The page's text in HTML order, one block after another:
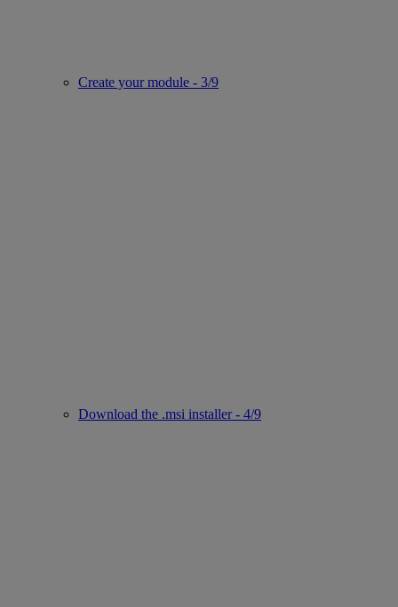
Create your module - 3/9
Download the .msi installer - 4/9